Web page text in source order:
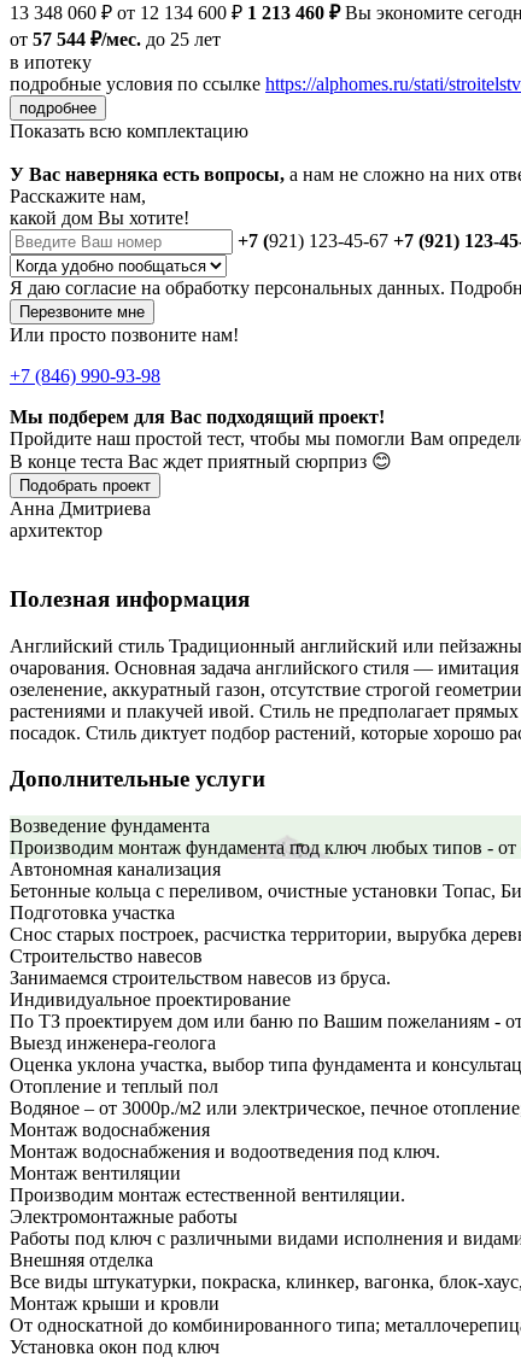
13 348 060 ₽ от 12 134 600 ₽ 1 213 460 ₽Вы экономите
от 57 544 ₽/мес. до 25 лет
в ипотеку
подробные условия по ссылке https://alphomes.ru/stati/
подробнее
Показать всю комплектацию
У Вас наверняка есть вопросы, а нам не сложно на них
Расскажите нам,
какой дом Вы хотите!
+7 (921) 123-45-67 +7 (921) 123-
Я даю согласие на обработку персональных данных.
Перезвоните мне
Или просто позвоните нам!
+7 (846) 990-93-98
Мы подберем для Вас подходящий проект!
Пройдите наш простой тест, чтобы мы помогли Вам
В конце теста Вас ждет приятный сюрприз 😊
Подобрать проект
Анна Дмитриева
архитектор
Полезная информация
Английский стиль Традиционный английский или
очарования. Основная задача английского стиля —
озеленение, аккуратный газон, отсутствие строгой
растениями и плакучей ивой. Стиль не предполагает
посадок. Стиль диктует подбор растений, которые хорошо
Дополнительные услуги
Возведение фундамента
Производим монтаж фундамента под ключ любых типов - от
Автономная канализация
Бетонные кольца с переливом, очистные установки Топас,
Подготовка участка
Снос старых построек, расчистка территории, вырубка
Строительство навесов
Занимаемся строительством навесов из бруса.
Индивидуальное проектирование
По ТЗ проектируем дом или баню по Вашим пожеланиям -
Выезд инженера-геолога
Оценка уклона участка, выбор типа фундамента и
Отопление и теплый пол
Водяное – от 3000р./м2 или электрическое, печное
Монтаж водоснабжения
Монтаж водоснабжения и водоотведения под ключ.
Монтаж вентиляции
Производим монтаж естественной вентиляции.
Электромонтажные работы
Работы под ключ с различными видами исполнения и
Внешняя отделка
Все виды штукатурки, покраска, клинкер, вагонка, блок-
Монтаж крыши и кровли
От односкатной до комбинированного типа;
Установка окон под ключ